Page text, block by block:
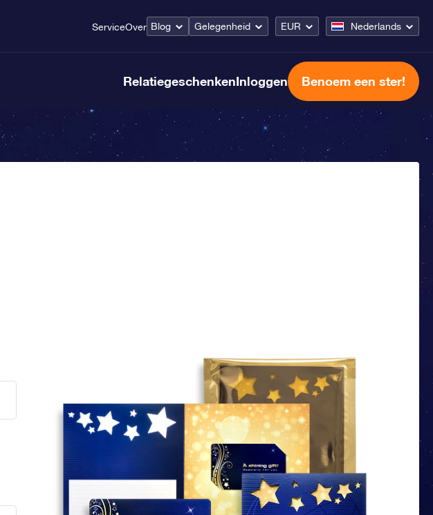
ServiceOver Blog Gelegenheid EUR Nederlands
RelatiegeschenkenInloggen Benoem een ster!